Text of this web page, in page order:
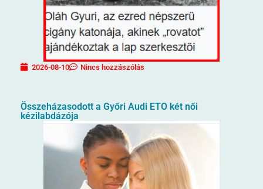
2026-08-10 Nincs hozzászólás
Összeházasodott a Győri Audi ETO két női
kézilabdázója